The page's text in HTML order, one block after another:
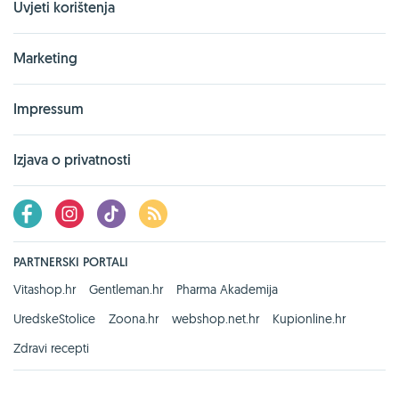
Uvjeti korištenja
Marketing
Impressum
Izjava o privatnosti
PARTNERSKI PORTALI
Vitashop.hr
Gentleman.hr
Pharma Akademija
UredskeStolice
Zoona.hr webshop.net.hr
Kupionline.hr
Zdravi recepti